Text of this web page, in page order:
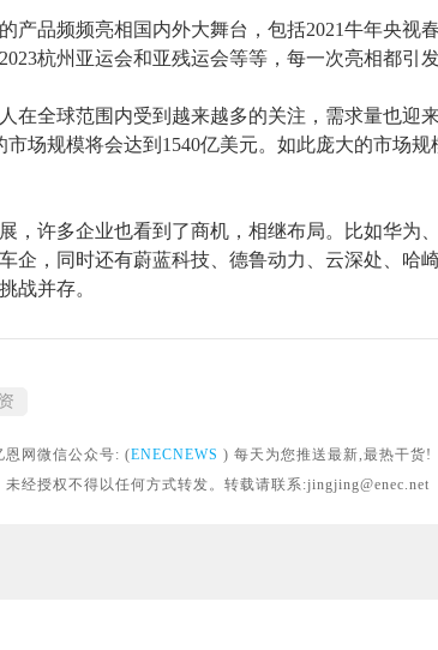
产品频频亮相国内外大舞台，包括2021牛年央视
杭州亚运会和亚残运会等等，每一次亮相都引
在全球范围内受到越来越多的关注，需求量也迎
市场规模将会达到1540亿美元。如此庞大的市场
，许多企业也看到了商机，相继布局。比如华为
企，同时还有蔚蓝科技、德鲁动力、云深处、哈
战并存。
恩网微信公众号: (ENECNEWS ) 每天为您推送最新,最热干货!
经授权不得以任何方式转发。转载请联系:jingjing@enec.net